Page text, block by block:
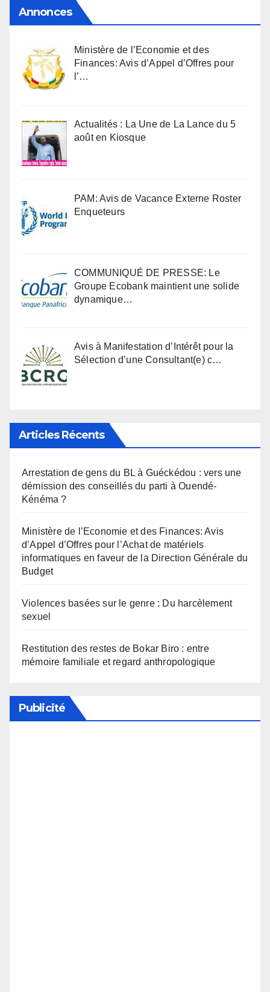
Annonces
Ministère de l’Economie et des
Finances: Avis d’Appel d’Offres pour
l’…
Actualités : La Une de La Lance du 5
août en Kiosque
PAM: Avis de Vacance Externe Roster
Enqueteurs
COMMUNIQUÉ DE PRESSE: Le
Groupe Ecobank maintient une solide
dynamique…
Avis à Manifestation d’Intérêt pour la
Sélection d’une Consultant(e) c…
Articles Récents
Arrestation de gens du BL à Guéckédou : vers une
démission des conseillés du parti à Ouendé-
Kénéma ?
Ministère de l’Economie et des Finances: Avis
d’Appel d’Offres pour l’Achat de matériels
informatiques en faveur de la Direction Générale du
Budget
Violences basées sur le genre : Du harcèlement
sexuel
Restitution des restes de Bokar Biro : entre
mémoire familiale et regard anthropologique
Publicité